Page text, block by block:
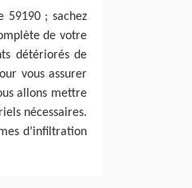
59190 ; sachez
de votre
détériorés de
vous assurer
allons mettre
nécessaires.
d’infiltration